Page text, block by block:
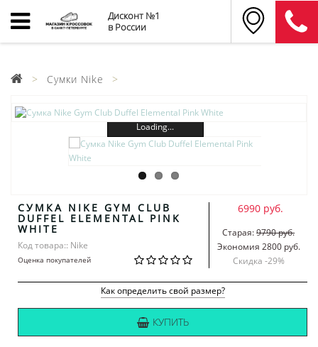
Дисконт №1
в России
Сумки Nike
Loading...
СУМКА NIKE GYM CLUB
DUFFEL ELEMENTAL PINK
WHITE
Код товара:: Nike
Оценка покупателей
6990 руб.
Старая:9790 руб.
Экономия 2800 руб.
Скидка -29%
Как определить свой размер?
КУПИТЬ